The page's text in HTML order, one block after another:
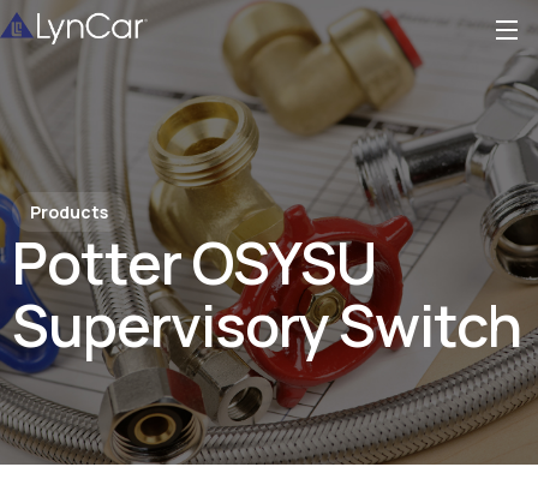
Products
Potter OSYSU
Supervisory Switch